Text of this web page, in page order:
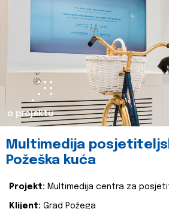
o projektu
Multimedija
Požeška kuća
Projekt: Multimedija centra za
Klijent: Grad Požega